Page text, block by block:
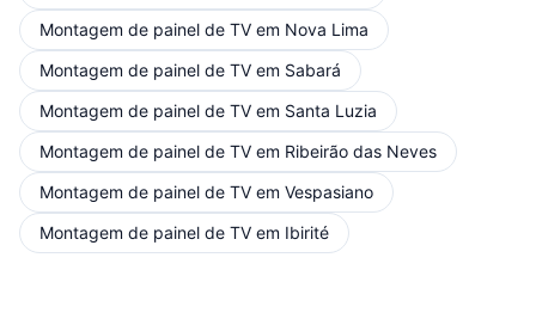
Montagem de painel de TV em Nova Lima
Montagem de painel de TV em Sabará
Montagem de painel de TV em Santa Luzia
Montagem de painel de TV em Ribeirão das Neves
Montagem de painel de TV em Vespasiano
Montagem de painel de TV em Ibirité